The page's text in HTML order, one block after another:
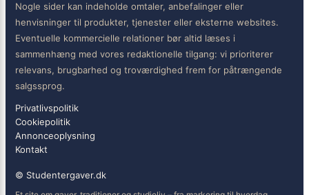
Nogle sider kan indeholde omtaler, anbefalinger eller
henvisninger til produkter, tjenester eller eksterne websites.
Eventuelle kommercielle relationer bør altid læses i
sammenhæng med vores redaktionelle tilgang: vi prioriterer
relevans, brugbarhed og troværdighed frem for påtrængende
salgssprog.
Privatlivspolitik
Cookiepolitik
Annonceoplysning
Kontakt
© Studentergaver.dk